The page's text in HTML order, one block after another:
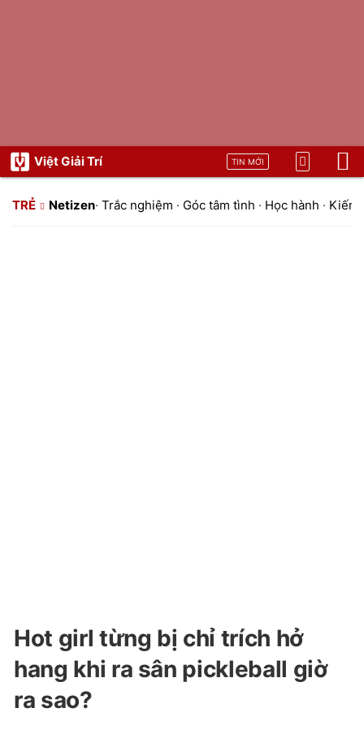
Việt Giải Trí TIN MỚI
TRẺ Netizen· Trắc nghiệm · Góc tâm tình · Học hành · Kiến
Hot girl từng bị chỉ trích hở
hang khi ra sân pickleball giờ
ra sao?